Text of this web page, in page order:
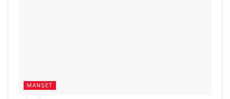
MANŞET